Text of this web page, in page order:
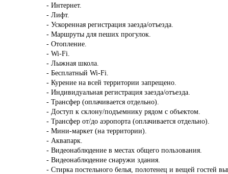
- Интернет.
- Лифт.
- Ускоренная регистрация заезда/отъезда.
- Маршруты для пеших прогулок.
- Отопление.
- Wi-Fi.
- Лыжная школа.
- Бесплатный Wi-Fi.
- Курение на всей территории запрещено.
- Индивидуальная регистрация заезда/отъезда.
- Трансфер (оплачивается отдельно).
- Доступ к склону/подъемнику рядом с объектом.
- Трансфер от/до аэропорта (оплачивается отдельно).
- Мини-маркет (на территории).
- Аквапарк.
- Видеонаблюдение в местах общего пользования.
- Видеонаблюдение снаружи здания.
- Стирка постельного белья, полотенец и вещей гостей